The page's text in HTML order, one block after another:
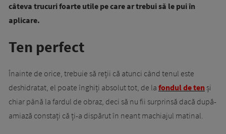
câteva trucuri foarte utile pe care ar trebui să le pui în
aplicare.
Ten perfect
Înainte de orice, trebuie să reții că atunci când tenul este
deshidratat, el poate înghiți absolut tot, de la fondul de tenși
chiar până la fardul de obraz, deci să nu fii surprinsă dacă după-
amiază constați că ți-a dispărut în neant machiajul matinal.